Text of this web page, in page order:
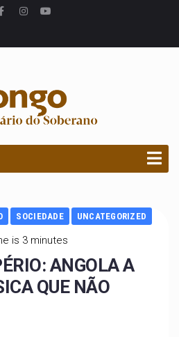
SOCIEDADE UNCATEGORIZED
is 3 minutes
ANGOLA A
QUE NÃO